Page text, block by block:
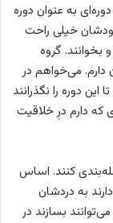
به عنوان دوره
خیلی راحت
بخوانند. گروه
آقایان دارم. می‌خواهم در
دوره را نگذرانند
که دارم درِ خلاقیت
کنند. اساس
به دردشان
بسازند در